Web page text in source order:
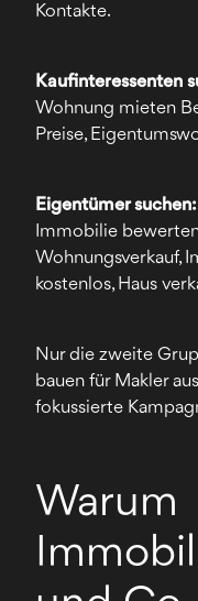
Kontakte.
Kaufinteressenten
Wohnung mieten
Preise,
Eigentümer suchen:
Immobilie
Wohnungsverkauf,
kostenlos, Haus
Nur die zweite
bauen für Makler
fokussierte
Warum